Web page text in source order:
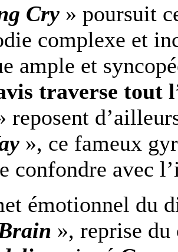
Cry » poursuit
complexe et
ample et
traverse tout
reposent
», ce fameux
confondre avec
émotionnel du
», reprise du